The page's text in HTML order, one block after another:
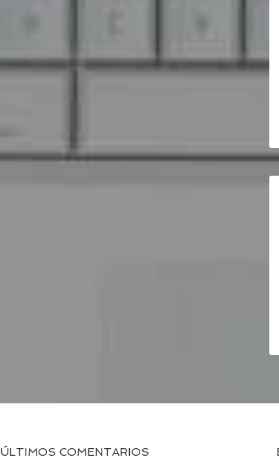
ÚLTIMOS COMENTARIOS